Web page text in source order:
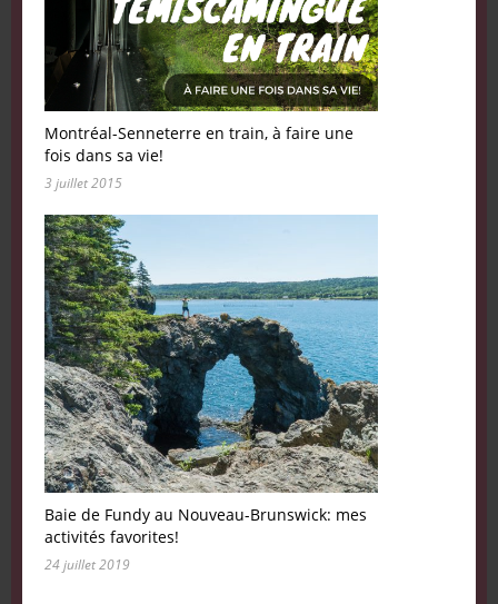
Montréal-Senneterre en train, à faire une
fois dans sa vie!
3 juillet 2015
Baie de Fundy au Nouveau-Brunswick: mes
activités favorites!
24 juillet 2019